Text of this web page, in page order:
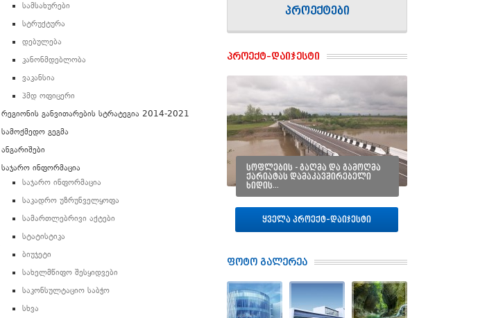
სამსახურები
სტრუქტურა
დებულება
კანონმდებლობა
ვაკანსია
პმდ ოფიცერი
რეგიონის განვითარების სტრატეგია 2014-2021
სამოქმედო გეგმა
ანგარიშები
საჯარო ინფორმაცია
საჯარო ინფორმაცია
საკადრო უზრუნველყოფა
სამართლებრივი აქტები
სტატისტიკა
ბიუჯეტი
სახელმწიფო შესყიდვები
საკონსულტაციო საბჭო
სხვა
პროექტ–დაიჯესტი
სოფლების - გაღმა და გამოღმა
ქარიატას დამაკავშირებელი
ხიდის…
ყველა პროექტ–დაიჯესტი
ფოტო გალერეა